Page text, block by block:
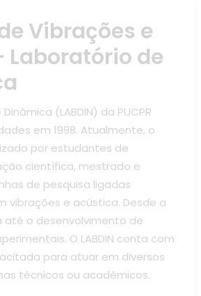
Vibrações e
Laboratório de
(LABDIN) da PUCPR
em 1998. Atualmente, o
por estudantes de
científica, mestrado e
de pesquisa ligadas
vibrações e acústica. Desde a
até o desenvolvimento de
O LABDIN conta com
para atuar em diversos
técnicos ou acadêmicos.